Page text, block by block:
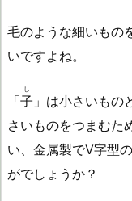
毛のような細いもの
いですよね。
「子
し
」は小さいもの
さいものをつまむた
い、金属製でV字型
がでしょうか？